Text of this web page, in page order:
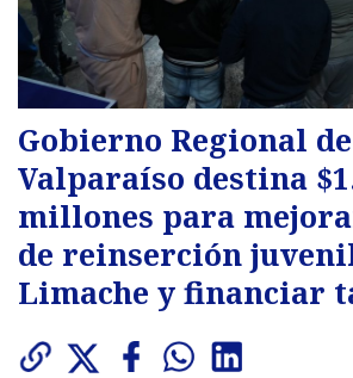
Gobierno Regional de
Valparaíso destina
millones para
de reinserción
Limache y financiar